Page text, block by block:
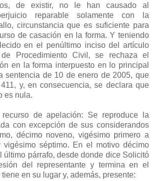
de existir, no le han causado al
reparable solamente con la
circunstancia que es suficiente para
de casación en la forma. Y teniendo
en el penúltimo inciso del artículo
Procedimiento Civil, se rechaza el
en la forma interpuesto en lo principal
sentencia de 10 de enero de 2005, que
y, en consecuencia, se declara que
es nula.
recurso de apelación: Se reproduce la
con excepción de sus considerandos
décimo noveno, vigésimo primero a
vigésimo séptimo. En el motivo décimo
último párrafo, desde donde dice Solicitó
del representante y termina en el
en su lugar y, además, presente: